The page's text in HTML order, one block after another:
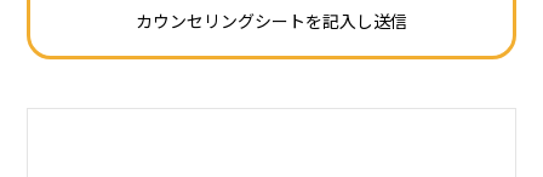
カウンセリングシートを記入し送信